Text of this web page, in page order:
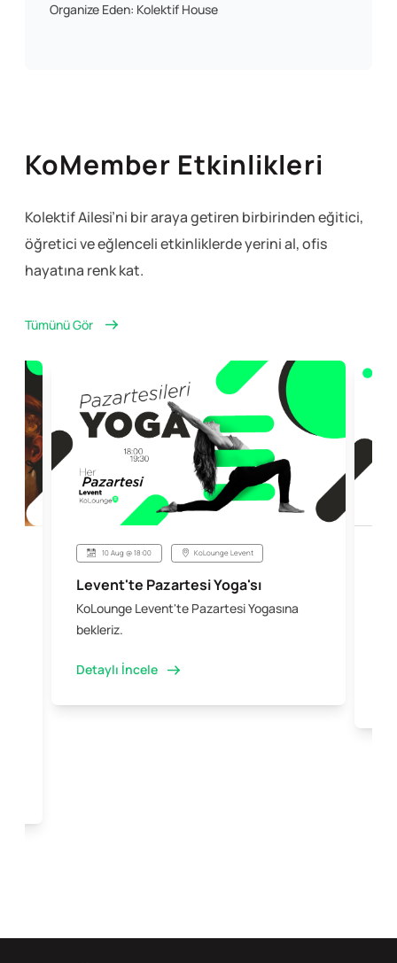
Organize Eden: Kolektif House
KoMember Etkinlikleri
Kolektif Ailesi’ni bir araya getiren birbirinden eğitici,
öğretici ve eğlencelietkinliklerde yerini al, ofis
hayatına renk kat.
Tümünü Gör
10 Aug @ 18:00 KoLounge Levent
Levent'te Pazartesi Yoga'sı
KoLounge Levent'te Pazartesi Yogasına
bekleriz.
Detaylı İncele